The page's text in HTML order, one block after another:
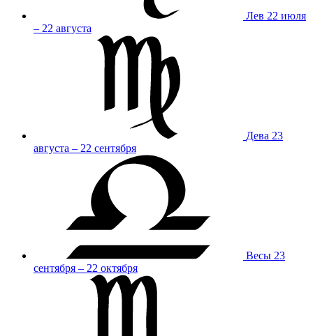
Лев 22 июля
– 22 августа
Дева 23
августа – 22 сентября
Весы 23
сентября – 22 октября